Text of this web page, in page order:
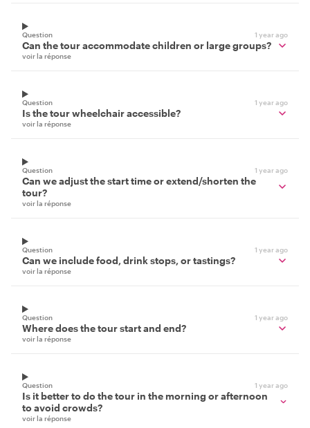
Question 1 year ago
Can the tour accommodate children or large groups?
voir la réponse
Question 1 year ago
Is the tour wheelchair accessible?
voir la réponse
Question 1 year ago
Can we adjust the start time or extend/shorten the
tour?
voir la réponse
Question 1 year ago
Can we include food, drink stops, or tastings?
voir la réponse
Question 1 year ago
Where does the tour start and end?
voir la réponse
Question 1 year ago
Is it better to do the tour in the morning or afternoon
to avoid crowds?
voir la réponse